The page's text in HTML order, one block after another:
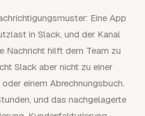
Eine App
in Slack, und der Kanal
Nachricht hilft dem Team zu
Slack aber nicht zu einer
einem Abrechnungsbuch.
und das nachgelagerte